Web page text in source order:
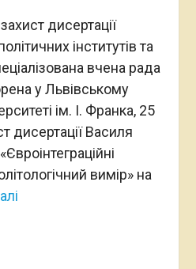
дисертації
інститутів та
вчена рада
у Львівському
ім. І. Франка, 25
дисертації Василя
вимір» на